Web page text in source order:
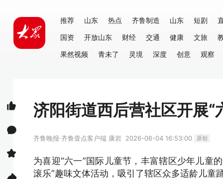
推荐 山东 热点 齐鲁制造 山东 短剧
国资
开放山东 财经 交通 健康 文旅
果然视频
青未了 灵境 深度 创意 观察
济阳街道西后营社区开展“
齐鲁晚报·齐鲁壹点客户端 康岩 2026-06-04 16:53:00 原创
为喜迎“六一”国际儿童节，丰富辖区少年儿童
滚乐”趣味文体活动，吸引了辖区众多适龄儿